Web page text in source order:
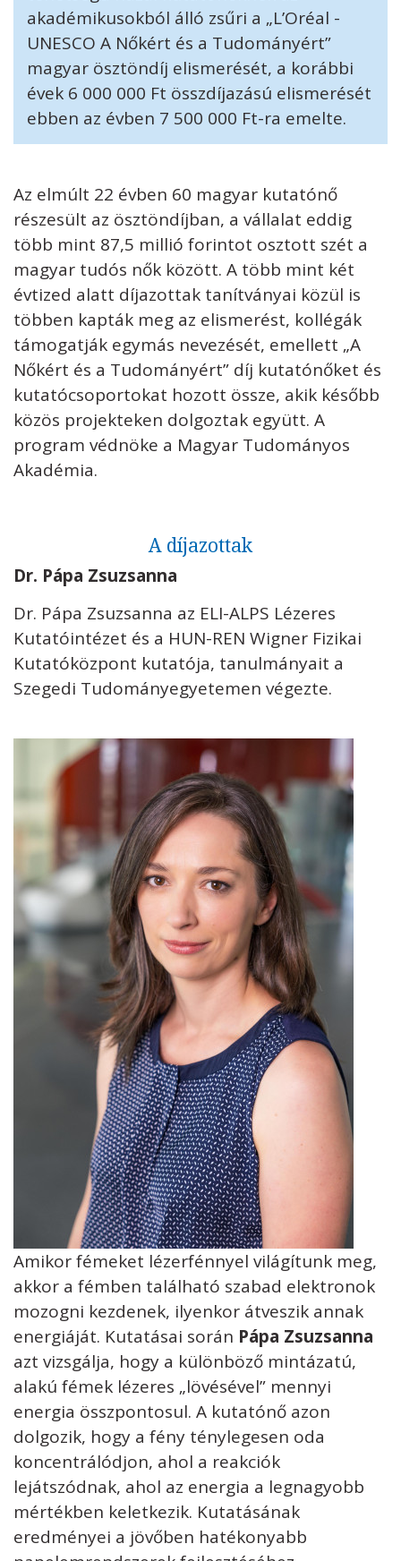
akadémikusokból álló zsűri a „L’Oréal -
UNESCO A Nőkért és a Tudományért”
magyar ösztöndíj elismerését, a korábbi
évek 6 000 000 Ft összdíjazású elismerését
ebben az évben 7 500 000 Ft-ra emelte.
Az elmúlt 22 évben 60 magyar kutatónő
részesült az ösztöndíjban, a vállalat eddig
több mint 87,5 millió forintot osztott szét a
magyar tudós nők között. A több mint két
évtized alatt díjazottak tanítványai közül is
többen kapták meg az elismerést, kollégák
támogatják egymás nevezését, emellett „A
Nőkért és a Tudományért” díj kutatónőket és
kutatócsoportokat hozott össze, akik később
közös projekteken dolgoztak együtt. A
program védnöke a Magyar Tudományos
Akadémia.
A díjazottak
Dr. Pápa Zsuzsanna
Dr. Pápa Zsuzsanna az ELI-ALPS Lézeres
Kutatóintézet és a HUN-REN Wigner Fizikai
Kutatóközpont kutatója, tanulmányait a
Szegedi Tudományegyetemen végezte.
Amikor fémeket lézerfénnyel világítunk meg,
akkor a fémben található szabad elektronok
mozogni kezdenek, ilyenkor átveszik annak
energiáját. Kutatásai során Pápa Zsuzsanna
azt vizsgálja, hogy a különböző mintázatú,
alakú fémek lézeres „lövésével” mennyi
energia összpontosul. A kutatónő azon
dolgozik, hogy a fény ténylegesen oda
koncentrálódjon, ahol a reakciók
lejátszódnak, ahol az energia a legnagyobb
mértékben keletkezik. Kutatásának
eredményei a jövőben hatékonyabb